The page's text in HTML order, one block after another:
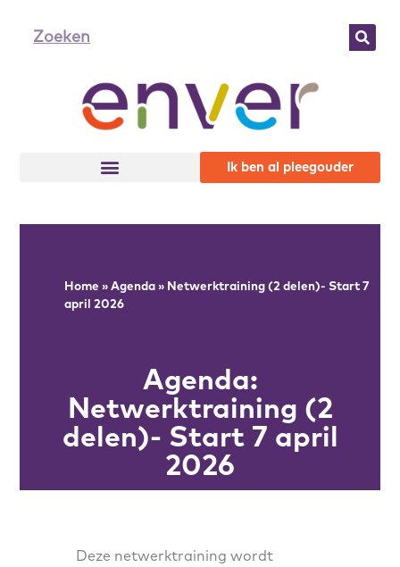
Ik ben al pleegouder
Home »Agenda » Netwerktraining (2 delen)- Start 7
april 2026
Agenda:
Netwerktraining (2
delen)- Start 7 april
2026
Deze netwerktraining wordt